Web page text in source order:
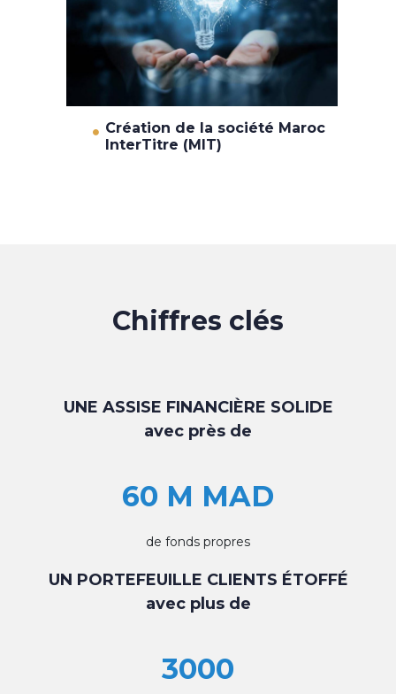
Création de la société Maroc
InterTitre (MIT)
Chiffres clés
UNE ASSISE FINANCIÈRE SOLIDE
avec près de
60 M MAD
de fonds propres
UN PORTEFEUILLE CLIENTS ÉTOFFÉ
avec plus de
3000